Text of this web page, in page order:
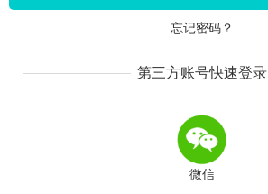
忘记密码？
第三方账号快速登录
微信